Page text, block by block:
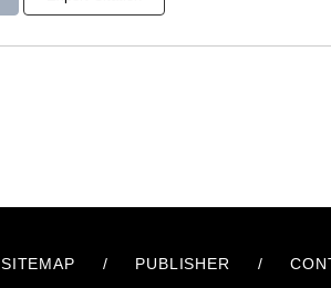
SITEMAP / PUBLISHER /